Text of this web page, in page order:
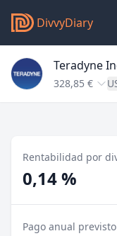
DivvyDiary
Teradyne
328,85 €
Rentabilidad por
0,14 %
Pago anual previsto